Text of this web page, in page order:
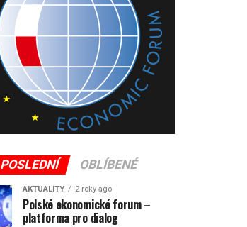
POSLEDNÍ OBLÍBENÉ
AKTUALITY 2 roky ago
Polské ekonomické forum –
platforma pro dialog